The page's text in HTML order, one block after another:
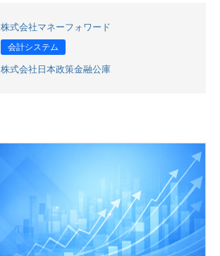
株式会社マネーフォワード
会計システム
株式会社日本政策金融公庫